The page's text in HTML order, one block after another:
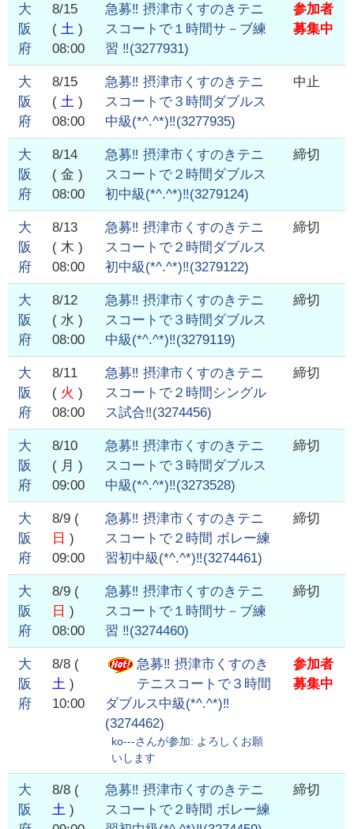
大
阪
府
8/15
( 土 )
08:00
急募‼️ 摂津市くすのきテニ
スコートで１時間サ－ブ練
習 ‼️(3277931)
参加者
募集中
大
阪
府
8/15
( 土 )
08:00
急募‼️ 摂津市くすのきテニ
スコートで３時間ダブルス
中級(*^.^*)‼️(3277935)
中止
大
阪
府
8/14
( 金 )
08:00
急募‼️ 摂津市くすのきテニ
スコートで２時間ダブルス
初中級(*^.^*)‼️(3279124)
締切
大
阪
府
8/13
( 木 )
08:00
急募‼️ 摂津市くすのきテニ
スコートで２時間ダブルス
初中級(*^.^*)‼️(3279122)
締切
大
阪
府
8/12
( 水 )
08:00
急募‼️ 摂津市くすのきテニ
スコートで３時間ダブルス
中級(*^.^*)‼️(3279119)
締切
大
阪
府
8/11
( 火 )
08:00
急募‼️ 摂津市くすのきテニ
スコートで２時間シングル
ス試合‼️(3274456)
締切
大
阪
府
8/10
( 月 )
09:00
急募‼️ 摂津市くすのきテニ
スコートで３時間ダブルス
中級(*^.^*)‼️(3273528)
締切
大
阪
府
8/9(
日 )
09:00
急募‼️ 摂津市くすのきテニ
スコートで２時間 ボレー練
習初中級(*^.^*)‼️(3274461)
締切
大
阪
府
8/9(
日 )
08:00
急募‼️ 摂津市くすのきテニ
スコートで１時間サ－ブ練
習 ‼️(3274460)
締切
大
阪
府
8/8(
土 )
10:00
急募‼️ 摂津市くすのき
テニスコートで３時間
ダブルス中級(*^.^*)‼️
(3274462)
ko---さんが参加: よろしくお願
いします
参加者
募集中
大
阪
8/8(
土 )
急募‼️ 摂津市くすのきテニ
スコートで２時間 ボレー練
締切